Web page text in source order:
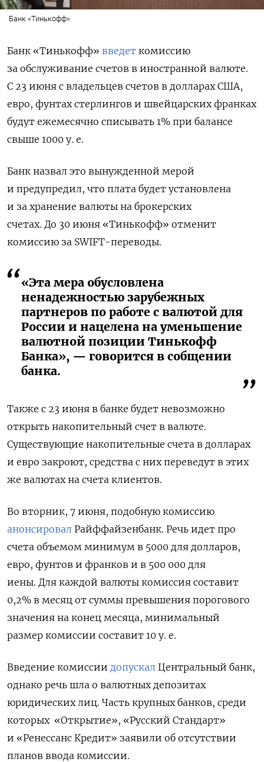
Банк «Тинькофф»
Банк «Тинькофф» введет комиссию
за обслуживание счетов в иностранной валюте.
С 23 июня с владельцев счетов в долларах США,
евро, фунтах стерлингов и швейцарских франках
будут ежемесячно списывать 1% при балансе
свыше 1000 у. е.
Банк назвал это вынужденной мерой
и предупредил, что плата будет установлена
и за хранение валюты на брокерских
счетах. До 30 июня «Тинькофф» отменит
комиссию за SWIFT-переводы.
«Эта мера обусловлена
ненадежностью зарубежных
партнеров по работе с валютой для
России и нацелена на уменьшение
валютной позиции Тинькофф
Банка», — говорится в собщении
банка.
Также с 23 июня в банке будет невозможно
открыть накопительный счет в валюте.
Существующие накопительные счета в долларах
и евро закроют, средства с них переведут в этих
же валютах на счета клиентов.
Во вторник, 7 июня, подобную комиссию
анонсировал Райффайзенбанк. Речь идет про
счета объемом минимум в 5000 для долларов,
евро, фунтов и франков и в 500 000 для
иены. Для каждой валюты комиссия составит
0,2% в месяц от суммы превышения порогового
значения на конец месяца, минимальный
размер комиссии составит 10 у. е.
Введение комиссии допускал Центральный банк,
однако речь шла о валютных депозитах
юридических лиц. Часть крупных банков, среди
которых «Открытие», «Русский Стандарт»
и «Ренессанс Кредит» заявили об отсутствии
планов ввода комиссии.